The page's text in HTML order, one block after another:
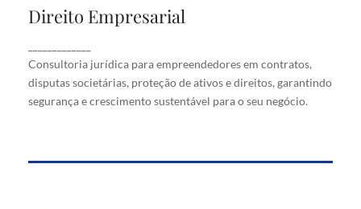
Direito Empresarial
Consultoria jurídica para empreendedores em contratos,
disputas societárias, proteção de ativos e direitos, garantindo
segurança e crescimento sustentável para o seu negócio.
Direito Empresarial
contratos, disputas societárias, proteção de ativos
e direitos, garantindo segurança e crescimento
sustentável para o seu negócio.